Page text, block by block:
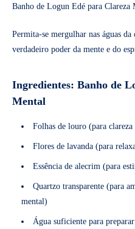
Banho de Logun Edé para Clareza
Permita-se mergulhar nas águas
verdadeiro poder da mente e do
Ingredientes: Banho de
Mental
Folhas de louro (para
Flores de lavanda (para
Essência de alecrim (para
Quartzo transparente (para
mental)
Água suficiente para